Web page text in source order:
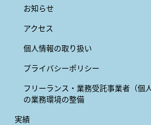
お知らせ
アクセス
個人情報の取り扱い
プライバシーポリシー
フリーランス・業務受託事業者 （個
の業務環境の整備
実績